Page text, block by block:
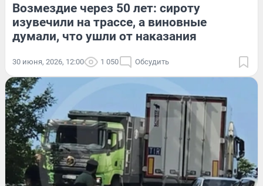
Возмездие через 50 лет: сироту
изувечили на трассе, а виновные
думали, что ушли от наказания
30 июня, 2026, 12:00 1 050 Обсудить